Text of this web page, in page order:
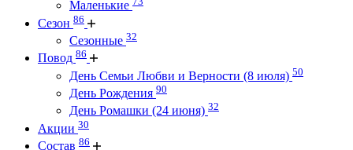
Маленькие
Сезон 86
Сезонные 32
Повод 86
День Семьи Любви и Верности (8 июля) 50
День Рождения 90
День Ромашки (24 июня) 32
Акции 30
Состав 86